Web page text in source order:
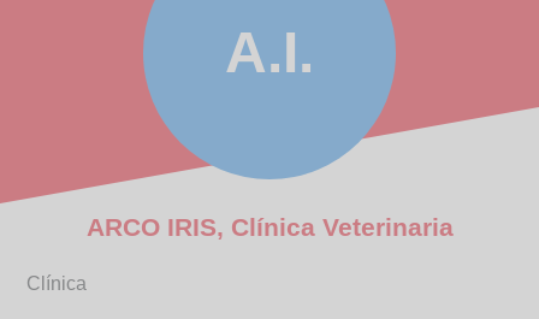
A.I.
ARCO IRIS, Clínica Veterinaria
Clínica